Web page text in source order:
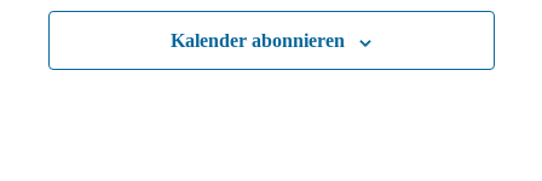
Kalender abonnieren